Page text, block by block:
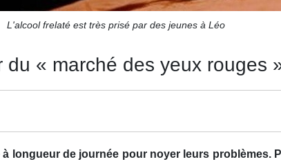
L'alcool frelaté est très prisé par des jeunes à Léo
« marché des yeux rouges
longueur de journée pour noyer leurs problèmes.